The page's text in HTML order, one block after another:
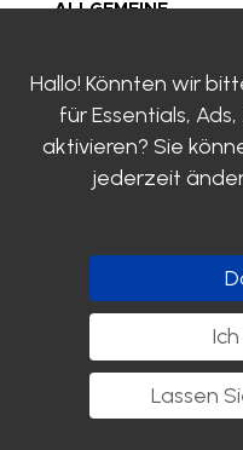
ALLGEMEINE
rechtliche Hinweise
Zertifizierungen
KONTAKTIERE UNS
Folgen Sie uns
Copyright SIROCO - 2020.
Hallo! Könnten wir
fürEssentials,
aktivieren? Sie
jederzeit
Lassen